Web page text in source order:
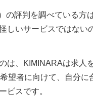
の評判を調べている方
しいサービスではない
は、KIMINARAは求人
望者に向けて、自分
ビスです。